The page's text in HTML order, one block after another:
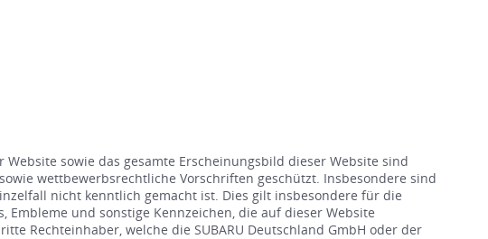
sowie das gesamte Erscheinungsbild dieser Website sind
wettbewerbsrechtliche Vorschriften geschützt. Insbesondere sind
nicht kenntlich gemacht ist. Dies gilt insbesondere für die
Embleme und sonstige Kennzeichen, die auf dieser Website
Rechteinhaber, welche die SUBARU Deutschland GmbH oder der